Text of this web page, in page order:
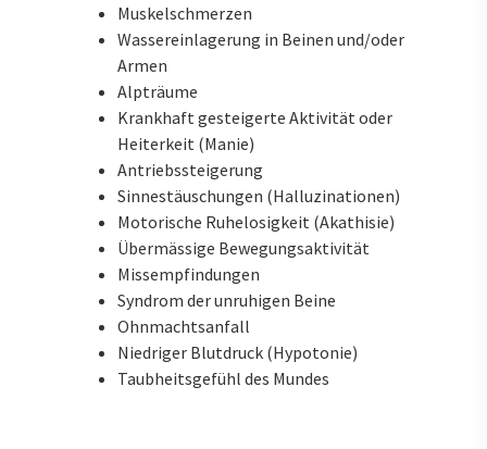
Muskelschmerzen
Wassereinlagerung in Beinen und/oder
Armen
Alpträume
Krankhaft gesteigerte Aktivität oder
Heiterkeit (Manie)
Antriebssteigerung
Sinnestäuschungen (Halluzinationen)
Motorische Ruhelosigkeit (Akathisie)
Übermässige Bewegungsaktivität
Missempfindungen
Syndrom der unruhigen Beine
Ohnmachtsanfall
Niedriger Blutdruck (Hypotonie)
Taubheitsgefühl des Mundes